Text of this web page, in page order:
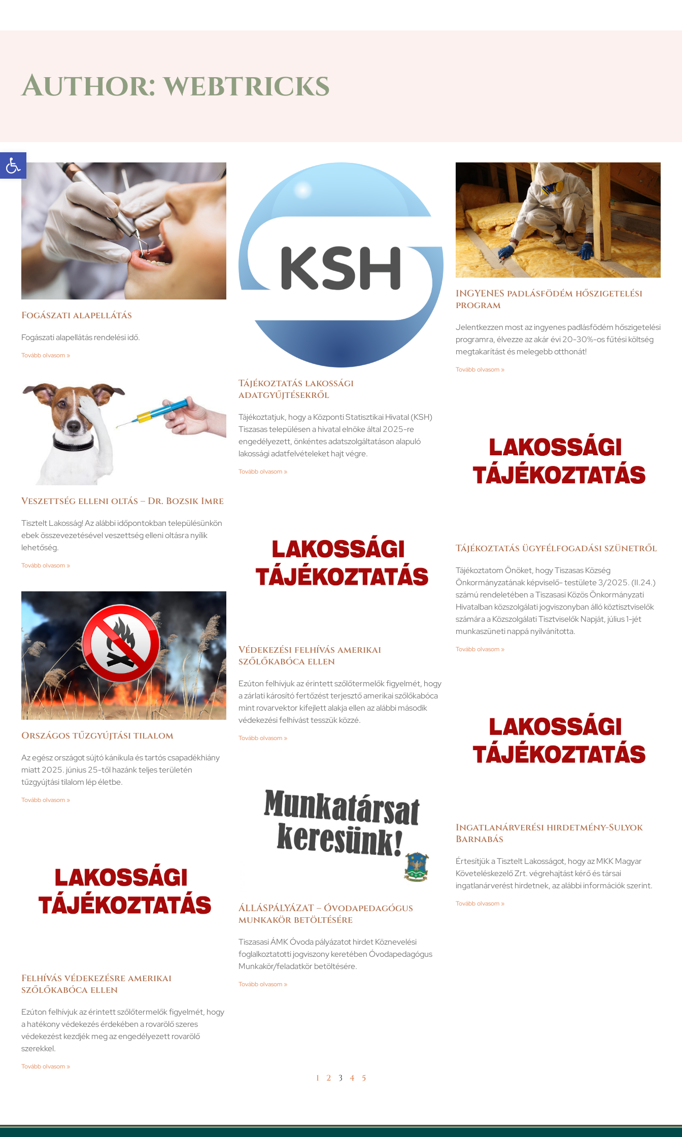
Eszköztár megnyitása
Author:webtricks
Fogászati alapellátás
Fogászati alapellátás rendelési idő.
Tovább olvasom »
Tájékoztatás lakossági
adatgyűjtésekről
Tájékoztatjuk, hogy a Központi Statisztikai Hivatal (KSH)
Tiszasas településen a hivatal elnöke által 2025-re
engedélyezett, önkéntes adatszolgáltatáson alapuló
lakossági adatfelvételeket hajt végre.
Tovább olvasom »
INGYENES padlásfödém hőszigetelési
program
Jelentkezzen most az ingyenes padlásfödém hőszigetelési
programra, élvezze az akár évi 20-30%-os fűtési költség
megtakarítást és melegebb otthonát!
Tovább olvasom »
Veszettség elleni oltás – Dr. Bozsik Imre
Tisztelt Lakosság! Az alábbi időpontokban településünkön
ebek összevezetésével veszettség elleni oltásra nyílik
lehetőség.
Tovább olvasom »
Védekezési felhívás amerikai
szőlőkabóca ellen
Ezúton felhívjuk az érintett szőlőtermelők figyelmét, hogy
a zárlati károsító fertőzést terjesztő amerikai szőlőkabóca
mint rovarvektor kifejlett alakja ellen az alábbi második
védekezési felhívást tesszük közzé.
Tovább olvasom »
Tájékoztatás ügyfélfogadási szünetről
Tájékoztatom Önöket, hogy Tiszasas Község
Önkormányzatának képviselő- testülete 3/2025. (II.24.)
számú rendeletében a Tiszasasi Közös Önkormányzati
Hivatalban közszolgálati jogviszonyban álló köztisztviselők
számára a Közszolgálati Tisztviselők Napját, július 1-jét
munkaszüneti nappá nyilvánította.
Tovább olvasom »
Országos tűzgyújtási tilalom
Az egész országot sújtó kánikula és tartós csapadékhiány
miatt 2025. június 25-től hazánk teljes területén
tűzgyújtási tilalom lép életbe.
Tovább olvasom »
ÁLLÁSPÁLYÁZAT – Óvodapedagógus
munkakör betöltésére
Tiszasasi ÁMK Óvoda pályázatot hirdet Köznevelési
foglalkoztatotti jogviszony keretében Óvodapedagógus
Munkakör/feladatkör betöltésére.
Tovább olvasom »
Ingatlanárverési hirdetmény-Sulyok
Barnabás
Értesítjük a Tisztelt Lakosságot, hogy az MKK Magyar
Követeléskezelő Zrt. végrehajtást kérő és társai
ingatlanárverést hirdetnek, az alábbi információk szerint.
Tovább olvasom »
Felhívás védekezésre amerikai
szőlőkabóca ellen
Ezúton felhívjuk az érintett szőlőtermelők figyelmét, hogy
a hatékony védekezés érdekében a rovarölő szeres
védekezést kezdjék meg az engedélyezett rovarölő
szerekkel.
Tovább olvasom »
1 2 3 4 5